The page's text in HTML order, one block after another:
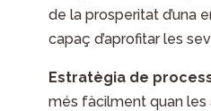
de la prosperitat d’una
capaç d’aprofitar les
Estratègia de
més fàcilment quan les